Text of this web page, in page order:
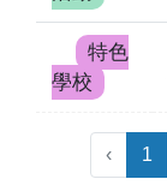
特色
學校
‹ 1